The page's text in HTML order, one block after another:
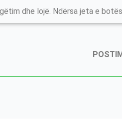
dhe lojë. Ndërsa jeta e